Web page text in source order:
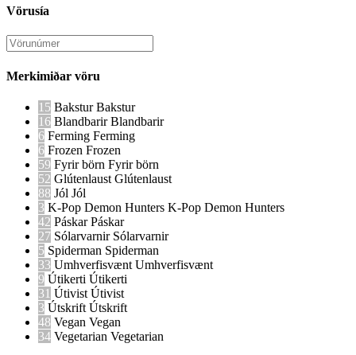
Vörusía
Merkimiðar vöru
15 BaksturBakstur
16 BlandbarirBlandbarir
6 Ferming Ferming
6 Frozen Frozen
59 Fyrir börn Fyrir börn
52 Glútenlaust Glútenlaust
88 Jól Jól
3 K-Pop Demon Hunters K-Pop Demon Hunters
42 PáskarPáskar
27 Sólarvarnir Sólarvarnir
5 Spiderman Spiderman
33 Umhverfisvænt Umhverfisvænt
9 Útikerti Útikerti
31 Útivist Útivist
3 Útskrift Útskrift
48 Vegan Vegan
34 Vegetarian Vegetarian